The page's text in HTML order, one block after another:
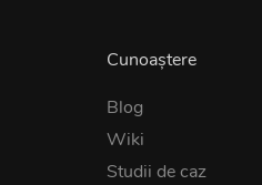
Cunoaștere
Blog
Wiki
Studii de caz